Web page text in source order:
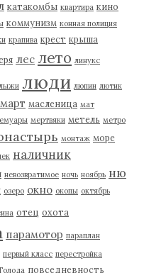
катакомбы квартира кино
коммунизм конная полиция
крапива крест крыша
лес лето линукс
лыжи люди люпин лютик
март масленица мат
мертвяки метель метро
монтаж море
наличник
невозвратимое ночь ноябрь ню
озеро окно окопы октябрь
отец охота
парамотор параплан
первый класс перестройка
повседневность